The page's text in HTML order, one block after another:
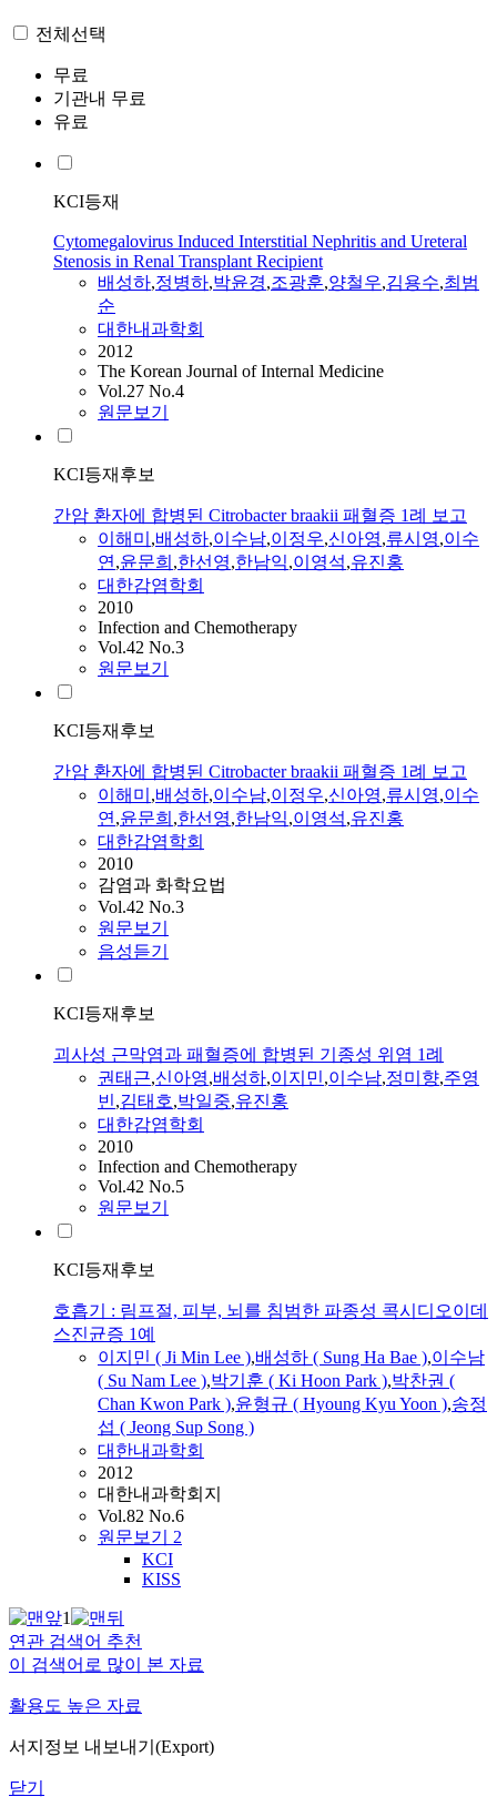
전체선택
무료
기관내 무료
유료
KCI등재
Cytomegalovirus Induced Interstitial Nephritis and Ureteral
Stenosis in Renal Transplant Recipient
배성하,정병하,박윤경,조광훈,양철우,김용수,최범
순
대한내과학회
2012
The Korean Journal of Internal Medicine
Vol.27 No.4
원문보기
KCI등재후보
간암 환자에 합병된 Citrobacter braakii 패혈증 1례 보고
이해미 ,배성하,이수남,이정우,신아영,류시영,이수
연,윤문희 ,한선영,한남익,이영석,유진홍
대한감염학회
2010
Infection and Chemotherapy
Vol.42 No.3
원문보기
KCI등재후보
간암 환자에 합병된 Citrobacter braakii 패혈증 1례 보고
이해미 ,배성하,이수남,이정우,신아영,류시영,이수
연,윤문희 ,한선영,한남익,이영석,유진홍
대한감염학회
2010
감염과 화학요법
Vol.42 No.3
원문보기
음성듣기
KCI등재후보
괴사성 근막염과 패혈증에 합병된 기종성 위염 1례
권태근,신아영,배성하,이지민,이수남,정미향,주영
빈,김태호,박일중,유진홍
대한감염학회
2010
Infection and Chemotherapy
Vol.42 No.5
원문보기
KCI등재후보
호흡기 : 림프절, 피부, 뇌를 침범한 파종성 콕시디오이데
스진균증 1예
이지민 ( Ji Min Lee ),배성하 ( Sung Ha Bae ),이수남
( Su Nam Lee ),박기훈 ( Ki Hoon Park ),박찬권 (
Chan Kwon Park ),윤형규 ( Hyoung Kyu Yoon ),송정
섭 ( Jeong Sup Song )
대한내과학회
2012
대한내과학회지
Vol.82 No.6
원문보기 2
KCI
KISS
1
연관 검색어 추천
이 검색어로 많이 본 자료
활용도 높은 자료
서지정보 내보내기(Export)
닫기